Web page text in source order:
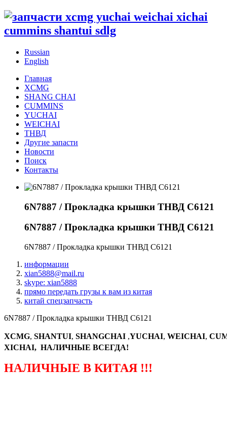
Russian
English
Главная
XCMG
SHANG CHAI
CUMMINS
YUCHAI
WEICHAI
ТНВД
Другие запасти
Новости
Поиск
Контакты
6N7887 / Прокладка крышки ТНВД С6121
6N7887 / Прокладка крышки ТНВД С6121
6N7887 / Прокладка крышки ТНВД С6121
информации
xian5888@mail.ru
skype: xian5888
прямо передать грузы к вам из китая
китай спецзапчасть
6N7887 / Прокладка крышки ТНВД С6121
XCMG, SHANTUI, SHANGCHAI ,YUCHAI, WEICHAI,
XICHAI, НАЛИЧНЫЕ ВСЕГДА!
НАЛИЧНЫЕ В КИТАЯ !!!